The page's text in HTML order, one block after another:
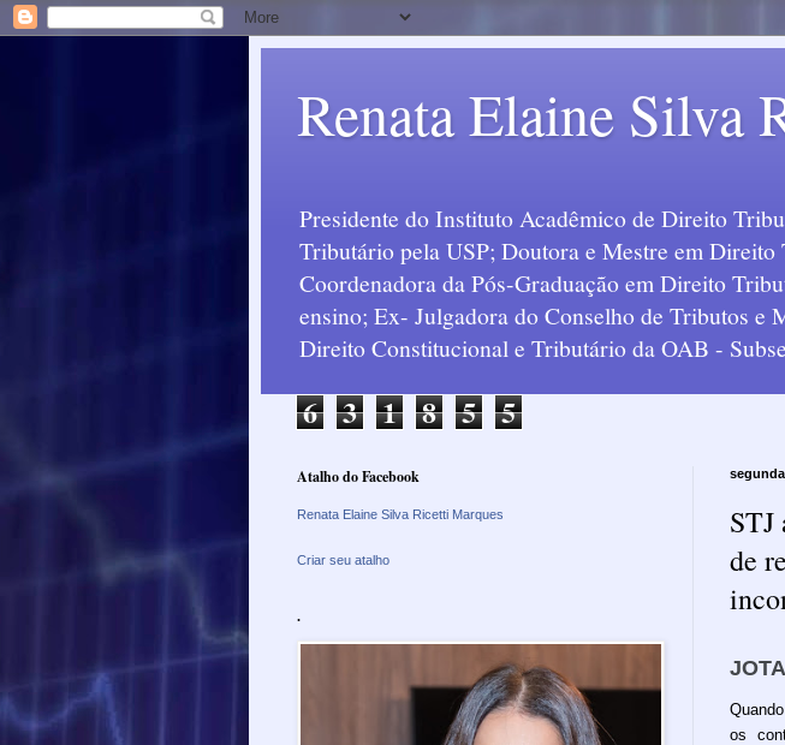
Renata Elaine Silva
Presidente do Instituto Acadêmico de Direito
Tributário pela USP; Doutora e Mestre em
Coordenadora da Pós-Graduação em Direito
ensino; Ex- Julgadora do Conselho de Tributos e
Direito Constitucional e Tributário da OAB -
6 3 1 8 5 5
STJ
de
os
Atalho do Facebook
Renata Elaine Silva Ricetti Marques
Criar seu atalho
.